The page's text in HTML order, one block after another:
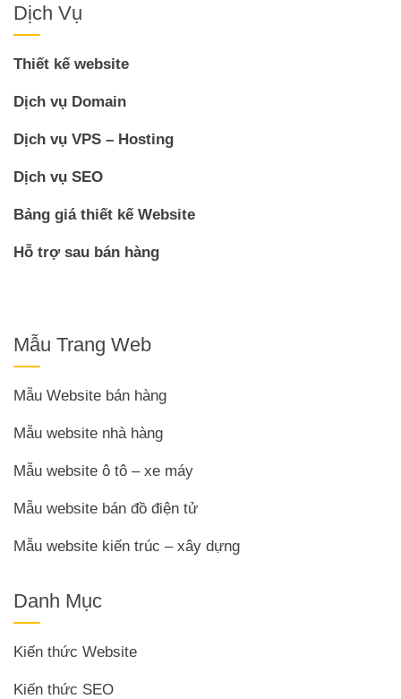
Dịch Vụ
Thiết kế website
Dịch vụ Domain
Dịch vụ VPS – Hosting
Dịch vụ SEO
Bảng giá thiết kế Website
Hỗ trợ sau bán hàng
Mẫu Trang Web
Mẫu Website bán hàng
Mẫu website nhà hàng
Mẫu website ô tô – xe máy
Mẫu website bán đồ điện tử
Mẫu website kiến trúc – xây dựng
Danh Mục
Kiến thức Website
Kiến thức SEO